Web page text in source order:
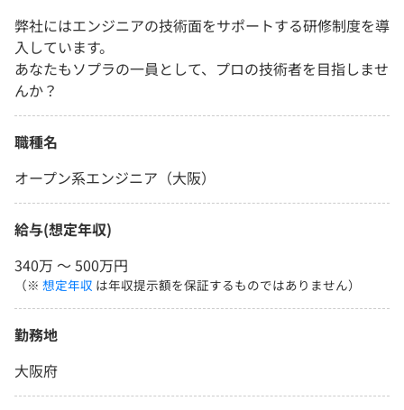
弊社にはエンジニアの技術面をサポートする研修制度を導
入しています。
あなたもソプラの一員として、プロの技術者を目指しませ
んか？
職種名
オープン系エンジニア（大阪）
給与(想定年収)
340万 〜 500万円
（※ 想定年収 は年収提示額を保証するものではありません）
勤務地
大阪府